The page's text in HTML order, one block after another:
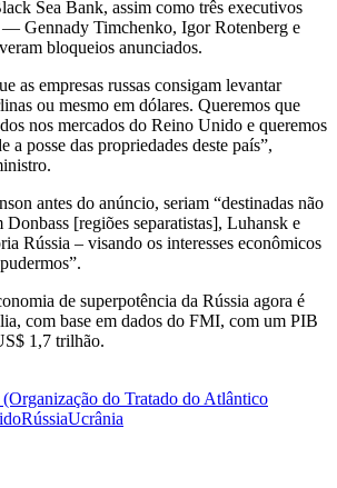
Sea Bank, assim como três executivos
— Gennady Timchenko, Igor Rotenberg e
bloqueios anunciados.
as empresas russas consigam levantar
ou mesmo em dólares. Queremos que
nos mercados do Reino Unido e queremos
a posse das propriedades deste país”,
antes do anúncio, seriam “destinadas não
Donbass [regiões separatistas], Luhansk e
Rússia – visando os interesses econômicos
de superpotência da Rússia agora é
com base em dados do FMI, com um PIB
1,7 trilhão.
do Tratado do Atlântico
RússiaUcrânia